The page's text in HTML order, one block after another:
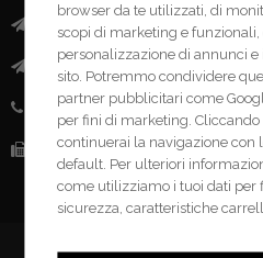
info@ferramentacima.com
Pec:
Telefono: (+39) 0376 943911
Fax:(+39) 0376 943913
browser da te utilizzati, di
scopi di marketing e
personalizzazione di annunci
sito. Potremmo condividere
partner pubblicitari come
per fini di marketing.
continuerai la navigazione con
default. Per ulteriori
come utilizziamo i tuoi dati per
sicurezza, caratteristiche